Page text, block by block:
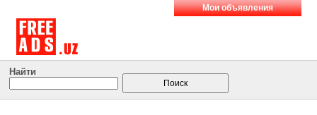
Мои объявления
Найти